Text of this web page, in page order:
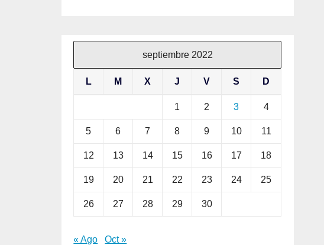
septiembre 2022
L M X J V S D
1 2 3 4
5 6 7 8 9 10 11
12 13 14 15 16 17 18
19 20 21 22 23 24 25
26 27 28 29 30
« Ago Oct »